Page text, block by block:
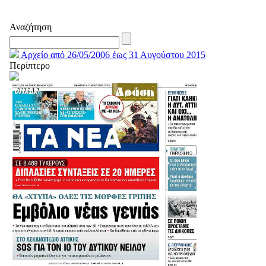
Αναζήτηση
Αρχείο από 26/05/2006 έως 31 Αυγούστου 2015
Περίπτερο